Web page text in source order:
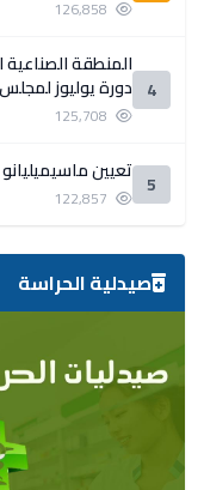
4
المنطقة
دورة يوليوز
5 تعيين
صيدلية الحراسة